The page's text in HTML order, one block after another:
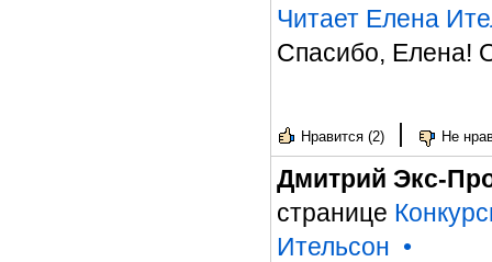
Читает Елена
Спасибо, Елена!
Нравится (2) | Не
Дмитрий Экс-
странице
Ительсон •